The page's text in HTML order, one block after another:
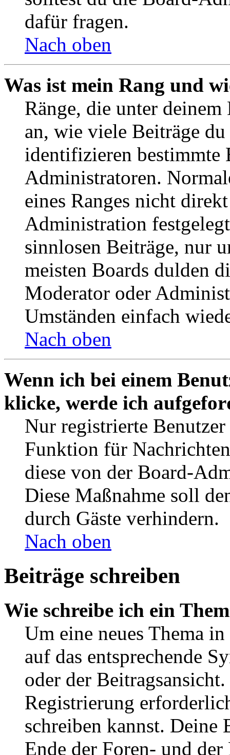
dafür fragen.
Nach oben
Was ist mein Rang und
Ränge, die unter deinem
an, wie viele Beiträge
identifizieren bestimmte
Administratoren.
eines Ranges nicht
Administration
sinnlosen Beiträge, nur
meisten Boards dulden
Moderator oder
Umständen einfach
Nach oben
Wenn ich bei einem
klicke, werde ich
Nur registrierte
Funktion für
diese von der Board-
Diese Maßnahme soll
durch Gäste verhindern.
Nach oben
Beiträge schreiben
Wie schreibe ich ein
Um eine neues Thema
auf das entsprechende
oder der
Registrierung
schreiben kannst. Deine
Ende der Foren- und